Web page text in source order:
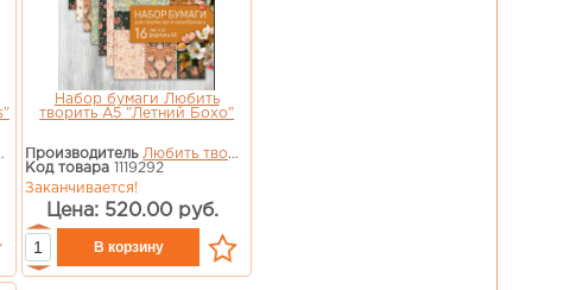
Набор бумаги Любить
творить А5 "Летний Бохо"
Производитель Любить творить
Код товара 1119292
Заканчивается!
Цена: 520.00 руб.